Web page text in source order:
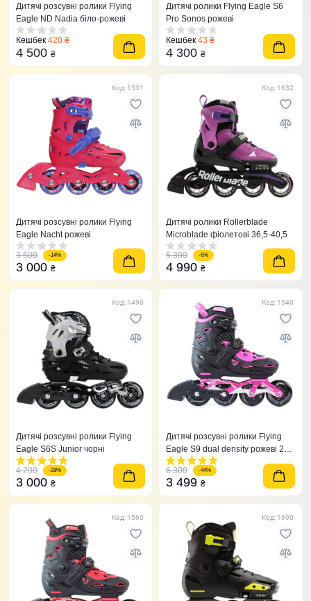
Дитячі розсувні ролики Flying
Eagle ND Nadia біло-рожеві
Кешбек 420 ₴
4 500 ₴
Дитячі ролики Flying Eagle S6
Pro Sonos рожеві
Кешбек 43 ₴
4 300 ₴
Код: 1531
Дитячі розсувні ролики Flying
Eagle Nacht рожеві
3 500 -14%
3 000 ₴
Код: 1632
Дитячі ролики Rollerblade
Microblade фіолетові 36,5-40,5
5 300 -6%
4 990 ₴
Код: 1490
Дитячі розсувні ролики Flying
Eagle S6S Junior чорні
4 200 -29%
3 000 ₴
Код: 1540
Дитячі розсувні ролики Flying
Eagle S9 dual density рожеві 27-
31
6 300
-44%
3 499 ₴
Код: 1560 Код: 1690